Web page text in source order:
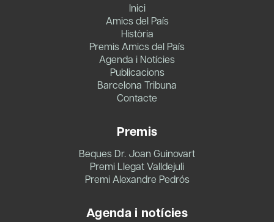
Inici
Amics del País
Història
Premis Amics del País
Agenda i Notícies
Publicacions
Barcelona Tribuna
Contacte
Premis
Beques Dr. Joan Guinovart
Premi Llegat Valldejuli
Premi Alexandre Pedrós
Agenda i notícies